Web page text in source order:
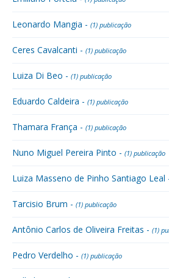
Leonardo Mangia - (1) publicação
Ceres Cavalcanti - (1) publicação
Luiza Di Beo - (1) publicação
Eduardo Caldeira - (1) publicação
Thamara França - (1) publicação
Nuno Miguel Pereira Pinto - (1) publicação
Luiza Masseno de Pinho Santiago Leal
Tarcisio Brum - (1) publicação
Antônio Carlos de Oliveira Freitas - (1)
Pedro Verdelho - (1) publicação